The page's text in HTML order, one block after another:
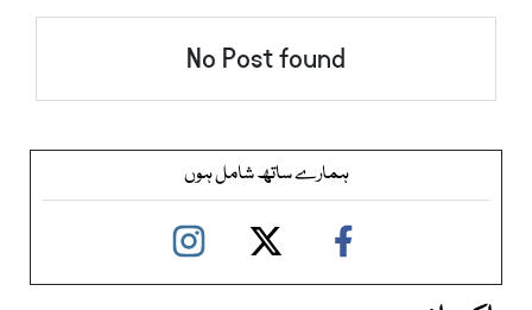
No Post found
ہمارے ساتھ شامل ہوں